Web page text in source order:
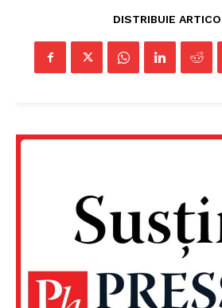
DISTRIBUIE